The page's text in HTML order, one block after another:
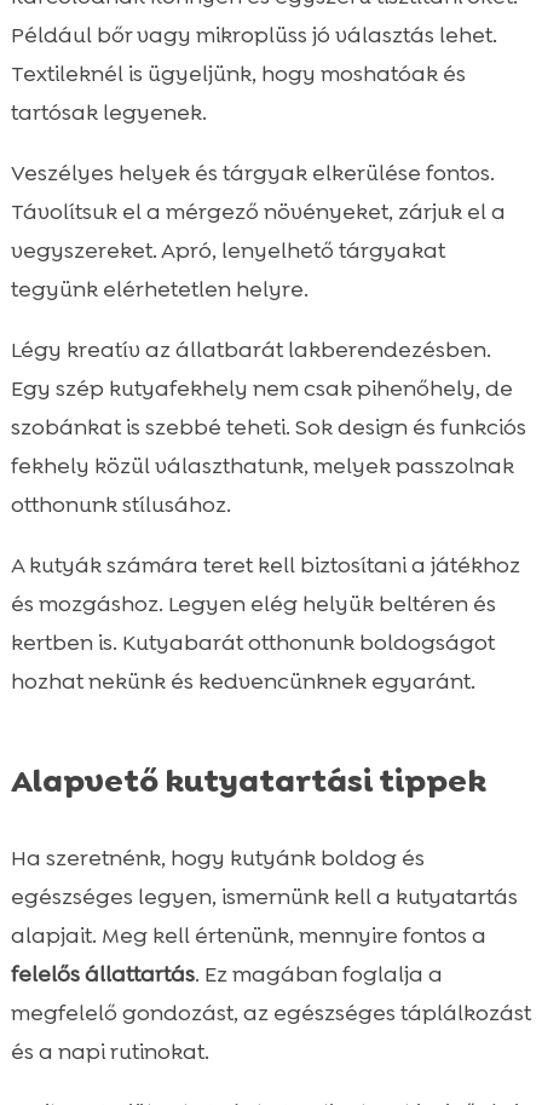
Például bőr vagy mikroplüss jó választás lehet.
Textileknél is ügyeljünk, hogy moshatóak és
tartósak legyenek.
Veszélyes helyek és tárgyak elkerülése fontos.
Távolítsuk el a mérgező növényeket, zárjuk el a
vegyszereket. Apró, lenyelhető tárgyakat
tegyünk elérhetetlen helyre.
Légy kreatív az állatbarát lakberendezésben.
Egy szép kutyafekhely nem csak pihenőhely, de
szobánkat is szebbé teheti. Sok design és funkciós
fekhely közül választhatunk, melyek passzolnak
otthonunk stílusához.
A kutyák számára teret kell biztosítani a játékhoz
és mozgáshoz. Legyen elég helyük beltéren és
kertben is. Kutyabarát otthonunk boldogságot
hozhat nekünk és kedvencünknek egyaránt.
Alapvető kutyatartási tippek
Ha szeretnénk, hogy kutyánk boldog és
egészséges legyen, ismernünk kell a kutyatartás
alapjait. Meg kell értenünk, mennyire fontos a
felelős állattartás. Ez magában foglalja a
megfelelő gondozást, az egészséges táplálkozást
és a napi rutinokat.